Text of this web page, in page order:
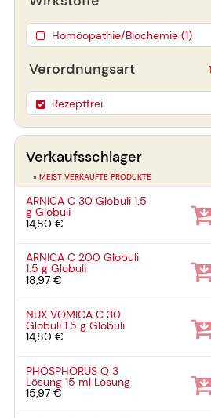
Homöopathie/Biochemie (1)
Verordnungsart
Rezeptfrei
Verkaufsschlager
» MEIST VERKAUFTE PRODUKTE
ARNICA C 30 Globuli1.5
gGlobuli
14,80 €
ARNICA C 200 Globuli
1.5 gGlobuli
18,97 €
NUX VOMICA C 30
Globuli1.5 gGlobuli
14,80 €
PHOSPHORUS Q 3
Lösung15 ml Lösung
15,97 €